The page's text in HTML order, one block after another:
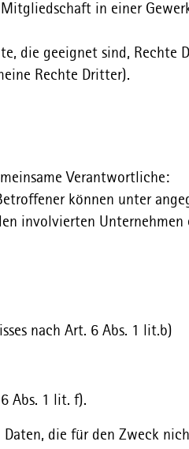
in einer
die geeignet sind, Rechte
Rechte Dritter).
Verantwortliche:
können unter
involvierten
nach Art. 6 Abs. 1 lit.b)
Abs. 1 lit. f).
die für den Zweck